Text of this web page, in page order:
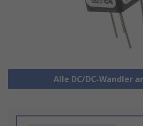
Alle DC/DC-Wandler